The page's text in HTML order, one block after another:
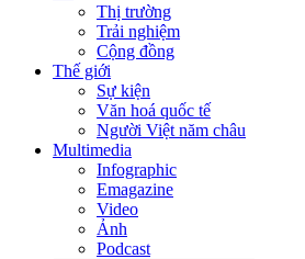
Thị trường
Trải nghiệm
Cộng đồng
Thế giới
Sự kiện
Văn hoá quốc tế
Người Việt năm châu
Multimedia
Infographic
Emagazine
Video
Ảnh
Podcast